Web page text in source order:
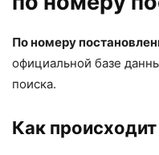
По номеру
официальной базе
поиска.
Как происходит